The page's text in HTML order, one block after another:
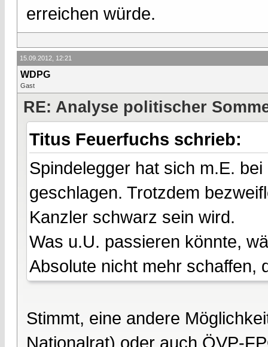
erreichen würde.
15.09.2012, 12:21
WDPG
Gast
RE: Analyse politischer
Titus Feuerfuchs schrieb:
Spindelegger hat sich m.E.
geschlagen. Trotzdem
Kanzler schwarz sein wird.
Was u.U. passieren könnte,
Absolute nicht mehr schaffen,
Stimmt, eine andere
Nationalrat) oder auch ÖVP-